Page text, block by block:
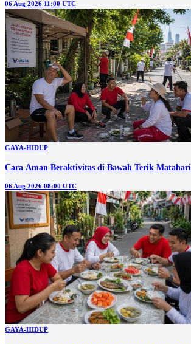
06 Aug 2026 11:00 UTC
GAYA-HIDUP
Cara Aman Beraktivitas di Bawah Terik Matahari
06 Aug 2026 08:00 UTC
GAYA-HIDUP